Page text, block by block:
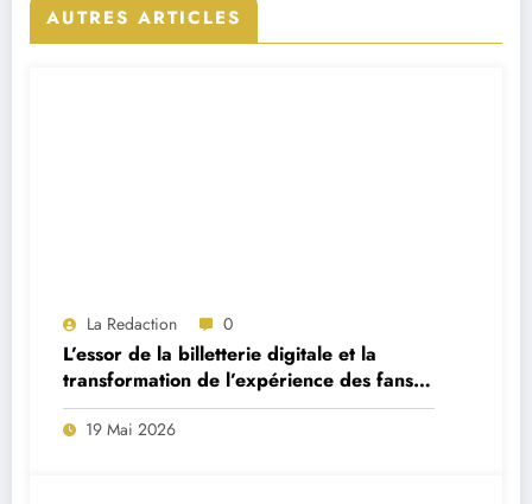
AUTRES ARTICLES
La Redaction 0
L’essor de la billetterie digitale et la
transformation de l’expérience des fans
de football portugais
19 Mai 2026